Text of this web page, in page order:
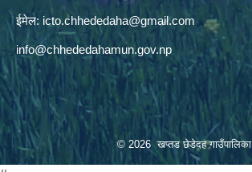
ईमेल: icto.chhededaha@gmail.com
info@chhededahamun.gov.np
© 2026 खप्तड छेडेदह गाउँपालिका